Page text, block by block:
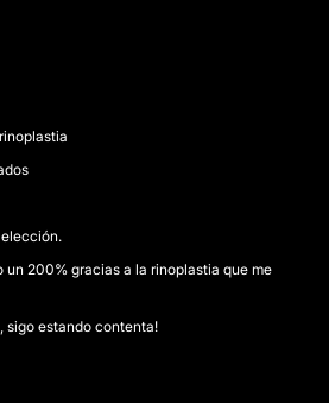
un 200% gracias a la rinoplastia que me
sigo estando contenta!